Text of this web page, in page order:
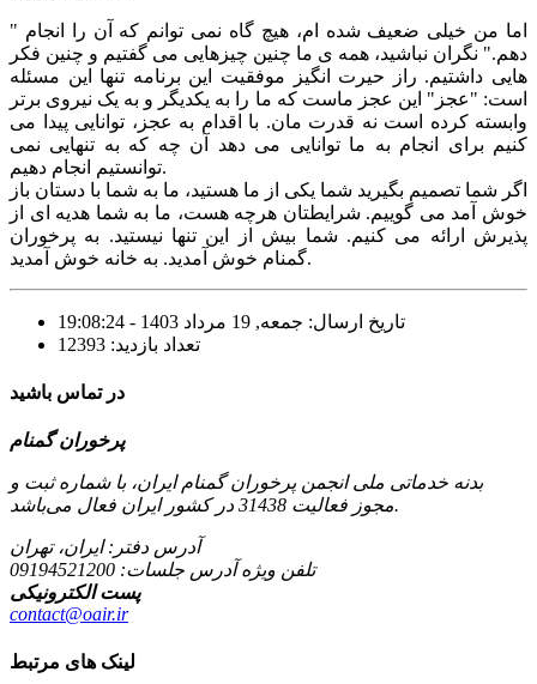
" اما من خیلی ضعیف شده ام، هیچ گاه نمی توانم که آن را انجام
دهم." نگران نباشید، همه ی ما چنین چیزهایی می گفتیم و چنین فکر
هایی داشتیم. راز حیرت انگیز موفقیت این برنامه تنها این مسئله
است: "عجز" این عجز ماست که ما را به یکدیگر و به یک نیروی برتر
وابسته کرده است نه قدرت مان. با اقدام به عجز، توانایی پیدا می
کنیم برای انجام به ما توانایی می دهد آن چه که به تنهایی نمی
توانستیم انجام دهیم.
اگر شما تصمیم بگیرید شما یکی از ما هستید، ما به شما با دستان باز
خوش آمد می گوییم. شرایطتان هرچه هست، ما به شما هدیه ای از
پذیرش ارائه می کنیم. شما بیش از این تنها نیستید. به پرخوران
گمنام خوش آمدید. به خانه خوش آمدید.
تاریخ ارسال: جمعه, 19 مرداد 1403 - 19:08:24
تعداد بازدید: 12393
در تماس باشید
پرخوران گمنام
بدنه خدماتی ملی انجمن پرخوران گمنام ایران، با شماره ثبت و
مجوز فعالیت 31438 در کشور ایران فعال می‌باشد.
آدرس دفتر: ایران، تهران
تلفن ویژه آدرس جلسات:
پست الکترونیکی
contact@oair.ir
لینک های مرتبط